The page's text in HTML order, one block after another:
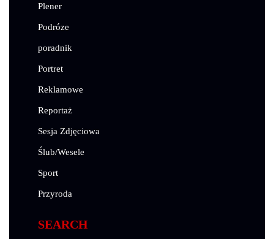
Plener
Podróze
poradnik
Portret
Reklamowe
Reportaż
Sesja Zdjęciowa
Ślub/Wesele
Sport
Przyroda
SEARCH